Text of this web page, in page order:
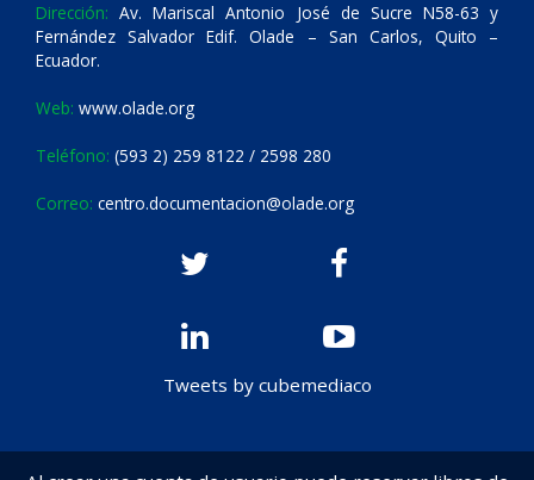
Dirección: Av. Mariscal Antonio José de Sucre N58-63 y
Fernández Salvador Edif. Olade – San Carlos, Quito –
Ecuador.
Web: www.olade.org
Teléfono: (593 2) 259 8122 / 2598 280
Correo: centro.documentacion@olade.org
Tweets by cubemediaco